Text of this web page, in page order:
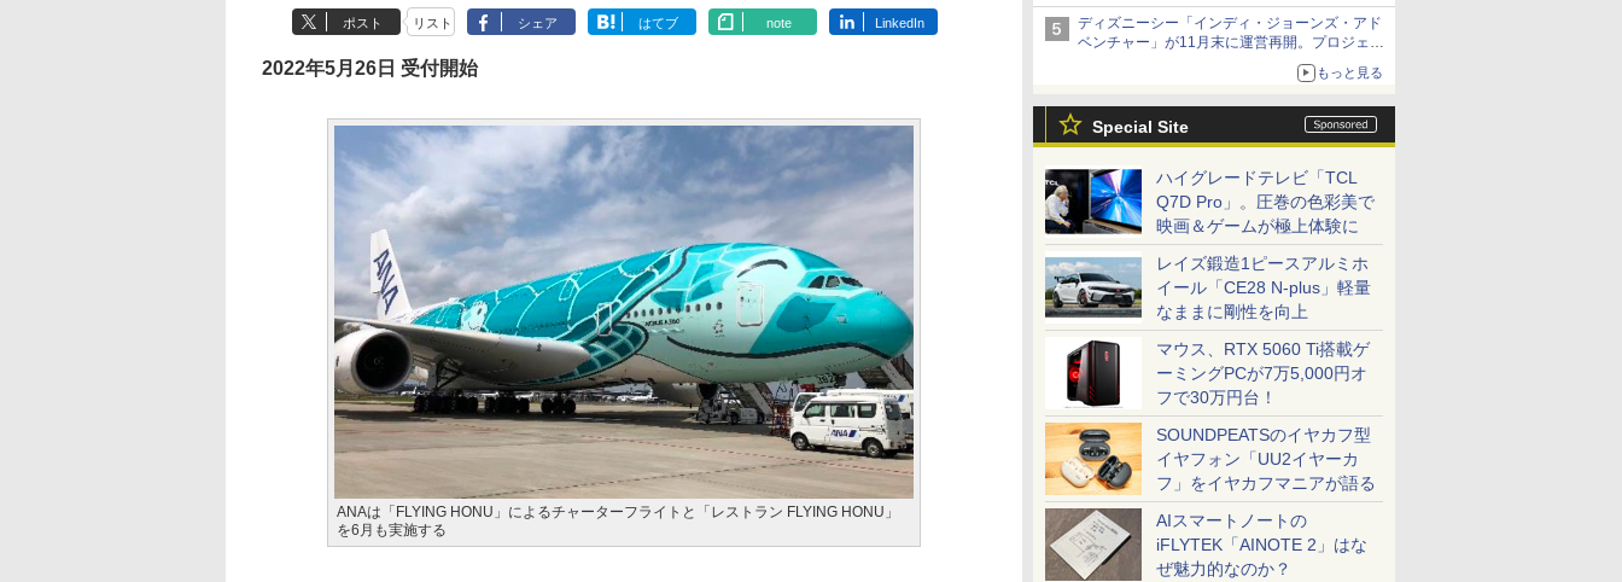
少女」ほか37作品のガイド
ディズニーシー「インディ・ジョーンズ・アド
ベンチャー」が11月末に運営再開。プロジェク
ションマッピングを追加、DPAは1500円
もっと見る
Special Site
ハイグレードテレビ「TCL
Q7D Pro」。圧巻の色彩美で
映画＆ゲームが極上体験に
レイズ鍛造1ピースアルミホ
イール「CE28 N-plus」軽量
なままに剛性を向上
マウス、RTX 5060 Ti搭載ゲ
ーミングPCが7万5,000円オ
フで30万円台！
SOUNDPEATSのイヤカフ型
イヤフォン「UU2イヤーカ
フ」をイヤカフマニアが語る
AIスマートノートの
iFLYTEK「AINOTE 2」はな
ぜ魅力的なのか？
ポスト リスト シェア はてブ note LinkedIn
2022年5月26日 受付開始
ANAは「FLYING HONU」によるチャーターフライトと「レストラン FLYING HONU」
を6月も実施する